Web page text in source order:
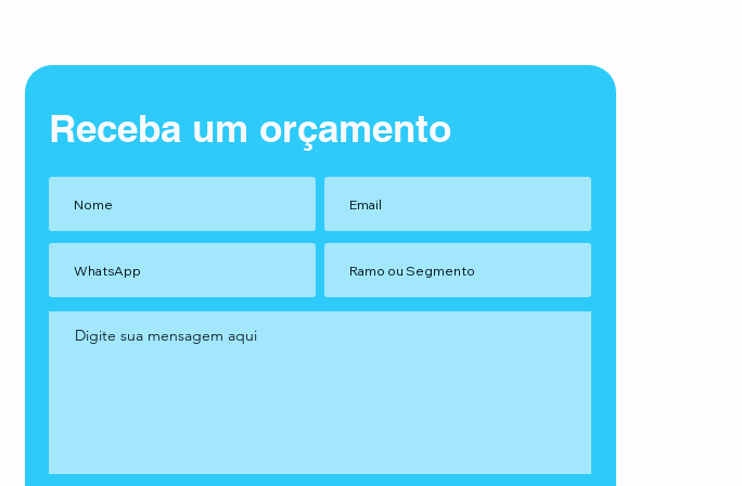
Receba um orçamento